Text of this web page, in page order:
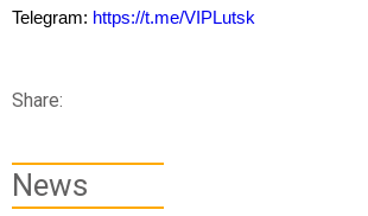
Telegram: https://t.me/VIPLutsk
Share:
News